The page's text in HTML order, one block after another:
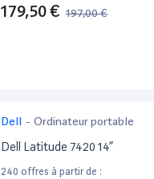
179,50 € 197,00 €
Dell - Ordinateur portable
Dell Latitude 7420 14”
240 offres à partir de :